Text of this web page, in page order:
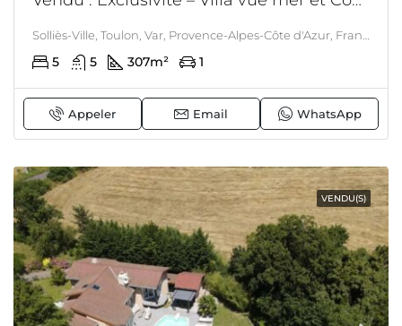
5 5 307m² 1
Appeler Email WhatsApp
VENDU(S)